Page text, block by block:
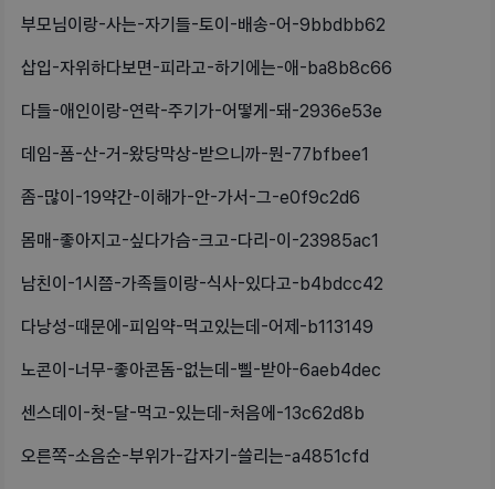
부모님이랑-사는-자기들-토이-배송-어-9bbdbb62
삽입-자위하다보면-피라고-하기에는-애-ba8b8c66
다들-애인이랑-연락-주기가-어떻게-돼-2936e53e
데임-폼-산-거-왔당막상-받으니까-뭔-77bfbee1
좀-많이-19약간-이해가-안-가서-그-e0f9c2d6
몸매-좋아지고-싶다가슴-크고-다리-이-23985ac1
남친이-1시쯤-가족들이랑-식사-있다고-b4bdcc42
다낭성-때문에-피임약-먹고있는데-어제-b113149
노콘이-너무-좋아콘돔-없는데-삘-받아-6aeb4dec
센스데이-첫-달-먹고-있는데-처음에-13c62d8b
오른쪽-소음순-부위가-갑자기-쓸리는-a4851cfd